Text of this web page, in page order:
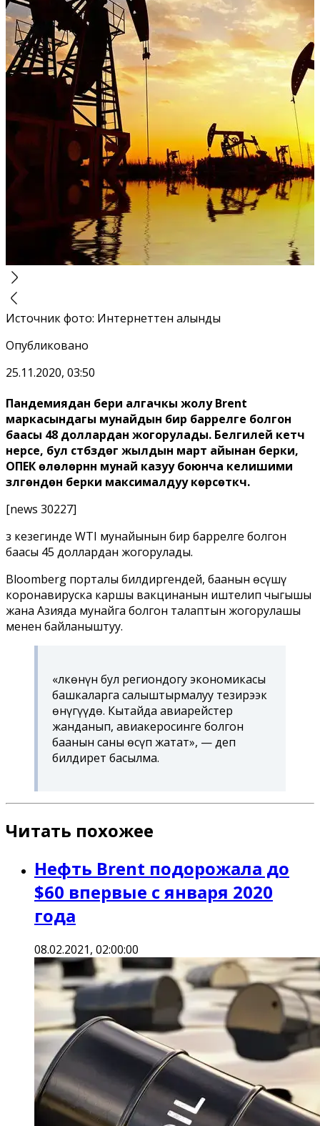
Источник фото: Интернеттен алынды
Опубликовано
25.11.2020, 03:50
Пандемиядан бери алгачкы жолу Brent
маркасындагы мунайдын бир баррелге болгон
баасы 48 доллардан жогорулады. Белгилей кетүүчү
нерсе, бул үстүбүздөгү жылдын март айынан берки,
ОПЕК өлөлөрүнүн мунай казуу боюнча келишими
үзүлгөндөн берки максималдуу көрсөткүч.
[news 30227]
Өз кезегинде WTI мунайынын бир баррелге болгон
баасы 45 доллардан жогорулады.
Bloomberg порталы билдиргендей, баанын өсүшү
коронавируска каршы вакцинанын иштелип чыгышы
жана Азияда мунайга болгон талаптын жогорулашы
менен байланыштуу.
«Өлкөнүн бул региондогу экономикасы
башкаларга салыштырмалуу тезирээк
өнүгүүдө. Кытайда авиарейстер
жанданып, авиакеросинге болгон
баанын саны өсүп жатат», — деп
билдирет басылма.
Читать похожее
Нефть Brent подорожала до
$60 впервые с января 2020
года
08.02.2021, 02:00:00